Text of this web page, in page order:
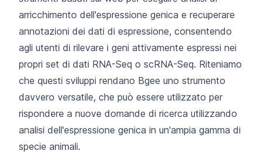
arricchimento dell'espressione genica e recuperare
annotazioni dei dati di espressione, consentendo
agli utenti di rilevare i geni attivamente espressi nei
propri set di dati RNA-Seq o scRNA-Seq. Riteniamo
che questi sviluppi rendano Bgee uno strumento
davvero versatile, che può essere utilizzato per
rispondere a nuove domande di ricerca utilizzando
analisi dell'espressione genica in un'ampia gamma di
specie animali.